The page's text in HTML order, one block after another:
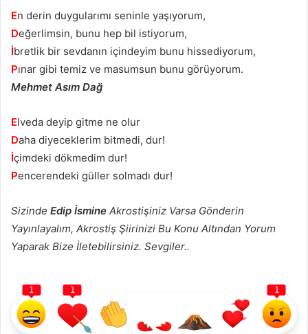
En derin duygularımı seninle yaşıyorum,
Değerlimsin, bunu hep bil istiyorum,
İbretlik bir sevdanın içindeyim bunu hissediyorum,
Pınar gibi temiz ve masumsun bunu görüyorum.
Mehmet Asım Dağ
Elveda deyip gitme ne olur
Daha diyeceklerim bitmedi, dur!
İçimdeki dökmedim dur!
Pencerendeki güller solmadı dur!
Sizinde Edip İsmine Akrostişiniz Varsa Gönderin
Yayınlayalım, Akrostiş Şiirinizi Bu Konu Altından Yorum
Yaparak Bize İletebilirsiniz. Sevgiler..
1 1 1